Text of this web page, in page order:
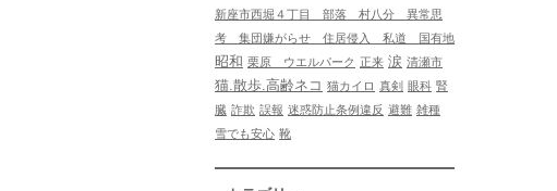
新座市西堀４丁目 部落 村八分 異常思
考 集団嫌がらせ 住居侵入 私道 国有地
昭和 栗原 ウエルパーク 正来 涙 清瀬市
猫.散歩.高齢ネコ 猫カイロ 真剣 眼科 腎
臓 詐欺 誤報 迷惑防止条例違反 避難 雑種
雪でも安心 靴